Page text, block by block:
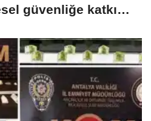
güvenliğe katkı